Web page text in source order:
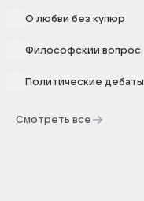
О любви без купюр
Философский вопрос
Политические дебаты
Смотреть все